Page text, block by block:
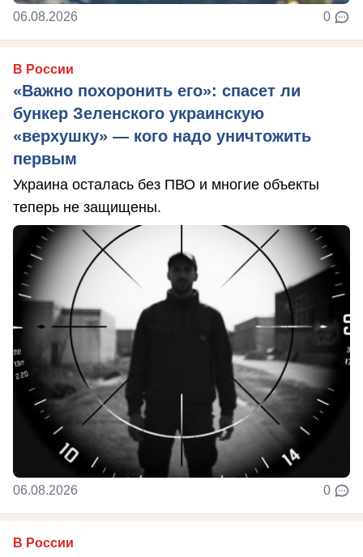
06.08.2026 0
В России
«Важно похоронить его»: спасет ли
бункер Зеленского украинскую
«верхушку» — кого надо уничтожить
первым
Украина осталась без ПВО и многие объекты
теперь не защищены.
06.08.2026 0
В России